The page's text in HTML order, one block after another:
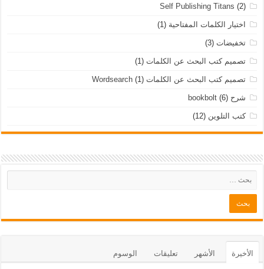
Self Publishing Titans (2)
اختيار الكلمات المفتاحية (1)
تخفيضات (3)
تصميم كتب البحث عن الكلمات (1)
تصميم كتب البحث عن الكلمات Wordsearch(1)
شرح bookbolt(6)
كتب التلوين (12)
الأخيرة الأشهر تعليقات الوسوم